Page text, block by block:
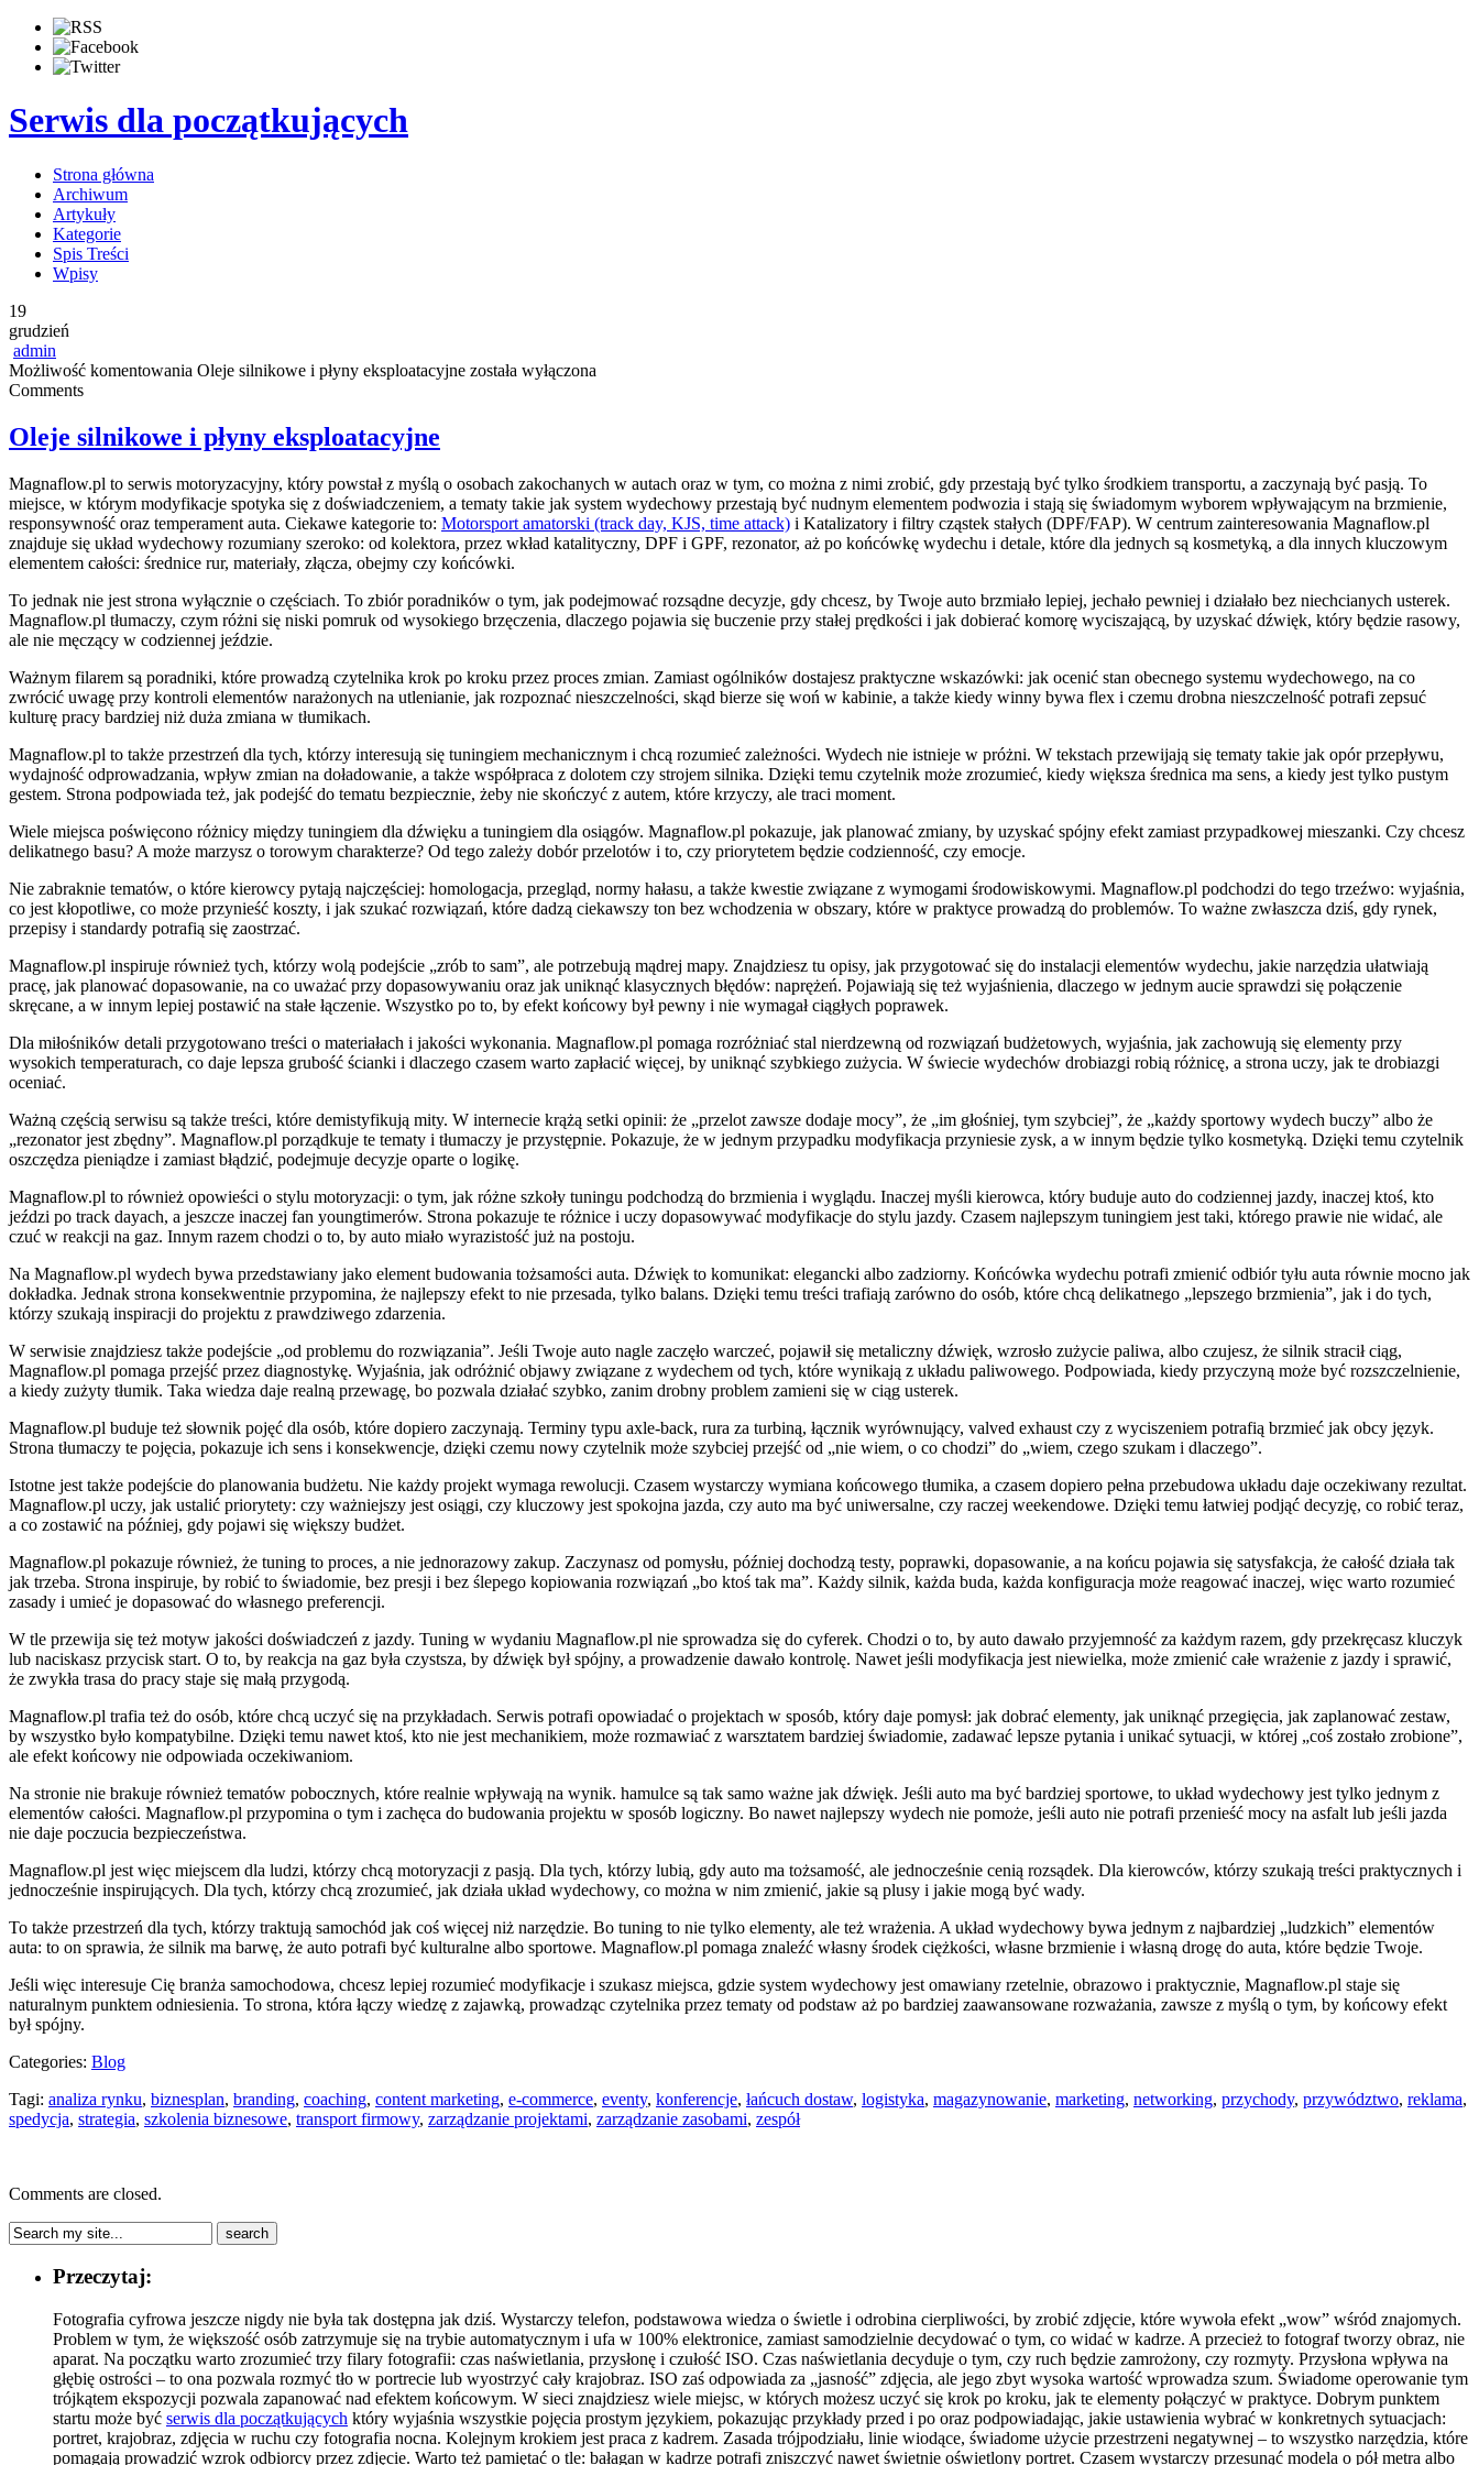
Serwis dla początkujących
Strona główna
Archiwum
Artykuły
Kategorie
Spis Treści
Wpisy
19
grudzień
admin
Możliwość komentowania Oleje silnikowe i płyny eksploatacyjne została wyłączona
Comments
Oleje silnikowe i płyny eksploatacyjne
Magnaflow.pl to serwis motoryzacyjny, który powstał z myślą o osobach zakochanych w autach oraz w tym, co można z nimi zrobić, gdy przestają być tylko środkiem transportu, a zaczynają być pasją. To
miejsce, w którym modyfikacje spotyka się z doświadczeniem, a tematy takie jak system wydechowy przestają być nudnym elementem podwozia i stają się świadomym wyborem wpływającym na brzmienie,
responsywność oraz temperament auta. Ciekawe kategorie to: Motorsport amatorski (track day, KJS, time attack) i Katalizatory i filtry cząstek stałych (DPF/FAP). W centrum zainteresowania Magnaflow.pl
znajduje się układ wydechowy rozumiany szeroko: od kolektora, przez wkład katalityczny, DPF i GPF, rezonator, aż po końcówkę wydechu i detale, które dla jednych są kosmetyką, a dla innych kluczowym
elementem całości: średnice rur, materiały, złącza, obejmy czy końcówki.
To jednak nie jest strona wyłącznie o częściach. To zbiór poradników o tym, jak podejmować rozsądne decyzje, gdy chcesz, by Twoje auto brzmiało lepiej, jechało pewniej i działało bez niechcianych usterek.
Magnaflow.pl tłumaczy, czym różni się niski pomruk od wysokiego brzęczenia, dlaczego pojawia się buczenie przy stałej prędkości i jak dobierać komorę wyciszającą, by uzyskać dźwięk, który będzie rasowy,
ale nie męczący w codziennej jeździe.
Ważnym filarem są poradniki, które prowadzą czytelnika krok po kroku przez proces zmian. Zamiast ogólników dostajesz praktyczne wskazówki: jak ocenić stan obecnego systemu wydechowego, na co
zwrócić uwagę przy kontroli elementów narażonych na utlenianie, jak rozpoznać nieszczelności, skąd bierze się woń w kabinie, a także kiedy winny bywa flex i czemu drobna nieszczelność potrafi zepsuć
kulturę pracy bardziej niż duża zmiana w tłumikach.
Magnaflow.pl to także przestrzeń dla tych, którzy interesują się tuningiem mechanicznym i chcą rozumieć zależności. Wydech nie istnieje w próżni. W tekstach przewijają się tematy takie jak opór przepływu,
wydajność odprowadzania, wpływ zmian na doładowanie, a także współpraca z dolotem czy strojem silnika. Dzięki temu czytelnik może zrozumieć, kiedy większa średnica ma sens, a kiedy jest tylko pustym
gestem. Strona podpowiada też, jak podejść do tematu bezpiecznie, żeby nie skończyć z autem, które krzyczy, ale traci moment.
Wiele miejsca poświęcono różnicy między tuningiem dla dźwięku a tuningiem dla osiągów. Magnaflow.pl pokazuje, jak planować zmiany, by uzyskać spójny efekt zamiast przypadkowej mieszanki. Czy chcesz
delikatnego basu? A może marzysz o torowym charakterze? Od tego zależy dobór przelotów i to, czy priorytetem będzie codzienność, czy emocje.
Nie zabraknie tematów, o które kierowcy pytają najczęściej: homologacja, przegląd, normy hałasu, a także kwestie związane z wymogami środowiskowymi. Magnaflow.pl podchodzi do tego trzeźwo: wyjaśnia,
co jest kłopotliwe, co może przynieść koszty, i jak szukać rozwiązań, które dadzą ciekawszy ton bez wchodzenia w obszary, które w praktyce prowadzą do problemów. To ważne zwłaszcza dziś, gdy rynek,
przepisy i standardy potrafią się zaostrzać.
Magnaflow.pl inspiruje również tych, którzy wolą podejście „zrób to sam”, ale potrzebują mądrej mapy. Znajdziesz tu opisy, jak przygotować się do instalacji elementów wydechu, jakie narzędzia ułatwiają
pracę, jak planować dopasowanie, na co uważać przy dopasowywaniu oraz jak uniknąć klasycznych błędów: naprężeń. Pojawiają się też wyjaśnienia, dlaczego w jednym aucie sprawdzi się połączenie
skręcane, a w innym lepiej postawić na stałe łączenie. Wszystko po to, by efekt końcowy był pewny i nie wymagał ciągłych poprawek.
Dla miłośników detali przygotowano treści o materiałach i jakości wykonania. Magnaflow.pl pomaga rozróżniać stal nierdzewną od rozwiązań budżetowych, wyjaśnia, jak zachowują się elementy przy
wysokich temperaturach, co daje lepsza grubość ścianki i dlaczego czasem warto zapłacić więcej, by uniknąć szybkiego zużycia. W świecie wydechów drobiazgi robią różnicę, a strona uczy, jak te drobiazgi
oceniać.
Ważną częścią serwisu są także treści, które demistyfikują mity. W internecie krążą setki opinii: że „przelot zawsze dodaje mocy”, że „im głośniej, tym szybciej”, że „każdy sportowy wydech buczy” albo że
„rezonator jest zbędny”. Magnaflow.pl porządkuje te tematy i tłumaczy je przystępnie. Pokazuje, że w jednym przypadku modyfikacja przyniesie zysk, a w innym będzie tylko kosmetyką. Dzięki temu czytelnik
oszczędza pieniądze i zamiast błądzić, podejmuje decyzje oparte o logikę.
Magnaflow.pl to również opowieści o stylu motoryzacji: o tym, jak różne szkoły tuningu podchodzą do brzmienia i wyglądu. Inaczej myśli kierowca, który buduje auto do codziennej jazdy, inaczej ktoś, kto
jeździ po track dayach, a jeszcze inaczej fan youngtimerów. Strona pokazuje te różnice i uczy dopasowywać modyfikacje do stylu jazdy. Czasem najlepszym tuningiem jest taki, którego prawie nie widać, ale
czuć w reakcji na gaz. Innym razem chodzi o to, by auto miało wyrazistość już na postoju.
Na Magnaflow.pl wydech bywa przedstawiany jako element budowania tożsamości auta. Dźwięk to komunikat: elegancki albo zadziorny. Końcówka wydechu potrafi zmienić odbiór tyłu auta równie mocno jak
dokładka. Jednak strona konsekwentnie przypomina, że najlepszy efekt to nie przesada, tylko balans. Dzięki temu treści trafiają zarówno do osób, które chcą delikatnego „lepszego brzmienia”, jak i do tych,
którzy szukają inspiracji do projektu z prawdziwego zdarzenia.
W serwisie znajdziesz także podejście „od problemu do rozwiązania”. Jeśli Twoje auto nagle zaczęło warczeć, pojawił się metaliczny dźwięk, wzrosło zużycie paliwa, albo czujesz, że silnik stracił ciąg,
Magnaflow.pl pomaga przejść przez diagnostykę. Wyjaśnia, jak odróżnić objawy związane z wydechem od tych, które wynikają z układu paliwowego. Podpowiada, kiedy przyczyną może być rozszczelnienie,
a kiedy zużyty tłumik. Taka wiedza daje realną przewagę, bo pozwala działać szybko, zanim drobny problem zamieni się w ciąg usterek.
Magnaflow.pl buduje też słownik pojęć dla osób, które dopiero zaczynają. Terminy typu axle-back, rura za turbiną, łącznik wyrównujący, valved exhaust czy z wyciszeniem potrafią brzmieć jak obcy język.
Strona tłumaczy te pojęcia, pokazuje ich sens i konsekwencje, dzięki czemu nowy czytelnik może szybciej przejść od „nie wiem, o co chodzi” do „wiem, czego szukam i dlaczego”.
Istotne jest także podejście do planowania budżetu. Nie każdy projekt wymaga rewolucji. Czasem wystarczy wymiana końcowego tłumika, a czasem dopiero pełna przebudowa układu daje oczekiwany rezultat.
Magnaflow.pl uczy, jak ustalić priorytety: czy ważniejszy jest osiągi, czy kluczowy jest spokojna jazda, czy auto ma być uniwersalne, czy raczej weekendowe. Dzięki temu łatwiej podjąć decyzję, co robić teraz,
a co zostawić na później, gdy pojawi się większy budżet.
Magnaflow.pl pokazuje również, że tuning to proces, a nie jednorazowy zakup. Zaczynasz od pomysłu, później dochodzą testy, poprawki, dopasowanie, a na końcu pojawia się satysfakcja, że całość działa tak
jak trzeba. Strona inspiruje, by robić to świadomie, bez presji i bez ślepego kopiowania rozwiązań „bo ktoś tak ma”. Każdy silnik, każda buda, każda konfiguracja może reagować inaczej, więc warto rozumieć
zasady i umieć je dopasować do własnego preferencji.
W tle przewija się też motyw jakości doświadczeń z jazdy. Tuning w wydaniu Magnaflow.pl nie sprowadza się do cyferek. Chodzi o to, by auto dawało przyjemność za każdym razem, gdy przekręcasz kluczyk
lub naciskasz przycisk start. O to, by reakcja na gaz była czystsza, by dźwięk był spójny, a prowadzenie dawało kontrolę. Nawet jeśli modyfikacja jest niewielka, może zmienić całe wrażenie z jazdy i sprawić,
że zwykła trasa do pracy staje się małą przygodą.
Magnaflow.pl trafia też do osób, które chcą uczyć się na przykładach. Serwis potrafi opowiadać o projektach w sposób, który daje pomysł: jak dobrać elementy, jak uniknąć przegięcia, jak zaplanować zestaw,
by wszystko było kompatybilne. Dzięki temu nawet ktoś, kto nie jest mechanikiem, może rozmawiać z warsztatem bardziej świadomie, zadawać lepsze pytania i unikać sytuacji, w której „coś zostało zrobione”,
ale efekt końcowy nie odpowiada oczekiwaniom.
Na stronie nie brakuje również tematów pobocznych, które realnie wpływają na wynik. hamulce są tak samo ważne jak dźwięk. Jeśli auto ma być bardziej sportowe, to układ wydechowy jest tylko jednym z
elementów całości. Magnaflow.pl przypomina o tym i zachęca do budowania projektu w sposób logiczny. Bo nawet najlepszy wydech nie pomoże, jeśli auto nie potrafi przenieść mocy na asfalt lub jeśli jazda
nie daje poczucia bezpieczeństwa.
Magnaflow.pl jest więc miejscem dla ludzi, którzy chcą motoryzacji z pasją. Dla tych, którzy lubią, gdy auto ma tożsamość, ale jednocześnie cenią rozsądek. Dla kierowców, którzy szukają treści praktycznych i
jednocześnie inspirujących. Dla tych, którzy chcą zrozumieć, jak działa układ wydechowy, co można w nim zmienić, jakie są plusy i jakie mogą być wady.
To także przestrzeń dla tych, którzy traktują samochód jak coś więcej niż narzędzie. Bo tuning to nie tylko elementy, ale też wrażenia. A układ wydechowy bywa jednym z najbardziej „ludzkich” elementów
auta: to on sprawia, że silnik ma barwę, że auto potrafi być kulturalne albo sportowe. Magnaflow.pl pomaga znaleźć własny środek ciężkości, własne brzmienie i własną drogę do auta, które będzie Twoje.
Jeśli więc interesuje Cię branża samochodowa, chcesz lepiej rozumieć modyfikacje i szukasz miejsca, gdzie system wydechowy jest omawiany rzetelnie, obrazowo i praktycznie, Magnaflow.pl staje się
naturalnym punktem odniesienia. To strona, która łączy wiedzę z zajawką, prowadząc czytelnika przez tematy od podstaw aż po bardziej zaawansowane rozważania, zawsze z myślą o tym, by końcowy efekt
był spójny.
Categories: Blog
Tagi: analiza rynku, biznesplan, branding, coaching, content marketing, e-commerce, eventy, konferencje, łańcuch dostaw, logistyka, magazynowanie, marketing, networking, przychody, przywództwo, reklama,
spedycja, strategia, szkolenia biznesowe, transport firmowy, zarządzanie projektami, zarządzanie zasobami, zespół
Comments are closed.
Przeczytaj:
Fotografia cyfrowa jeszcze nigdy nie była tak dostępna jak dziś. Wystarczy telefon, podstawowa wiedza o świetle i odrobina cierpliwości, by zrobić zdjęcie, które wywoła efekt „wow” wśród znajomych.
Problem w tym, że większość osób zatrzymuje się na trybie automatycznym i ufa w 100% elektronice, zamiast samodzielnie decydować o tym, co widać w kadrze. A przecież to fotograf tworzy obraz, nie
aparat. Na początku warto zrozumieć trzy filary fotografii: czas naświetlania, przysłonę i czułość ISO. Czas naświetlania decyduje o tym, czy ruch będzie zamrożony, czy rozmyty. Przysłona wpływa na
głębię ostrości – to ona pozwala rozmyć tło w portrecie lub wyostrzyć cały krajobraz. ISO zaś odpowiada za „jasność” zdjęcia, ale jego zbyt wysoka wartość wprowadza szum. Świadome operowanie tym
trójkątem ekspozycji pozwala zapanować nad efektem końcowym. W sieci znajdziesz wiele miejsc, w których możesz uczyć się krok po kroku, jak te elementy połączyć w praktyce. Dobrym punktem
startu może być serwis dla początkujących który wyjaśnia wszystkie pojęcia prostym językiem, pokazując przykłady przed i po oraz podpowiadając, jakie ustawienia wybrać w konkretnych sytuacjach:
portret, krajobraz, zdjęcia w ruchu czy fotografia nocna. Kolejnym krokiem jest praca z kadrem. Zasada trójpodziału, linie wiodące, świadome użycie przestrzeni negatywnej – to wszystko narzędzia, które
pomagają prowadzić wzrok odbiorcy przez zdjęcie. Warto też pamiętać o tle: bałagan w kadrze potrafi zniszczyć nawet świetnie oświetlony portret. Czasem wystarczy przesunąć modela o pół metra albo